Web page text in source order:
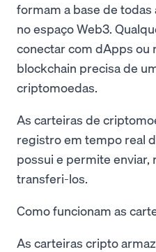
formam a base de
no espaço Web3.
conectar com dApps ou
blockchain precisa de
criptomoedas.
As carteiras de
registro em tempo real
possui e permite enviar,
transferi-los.
Como funcionam as
As carteiras cripto